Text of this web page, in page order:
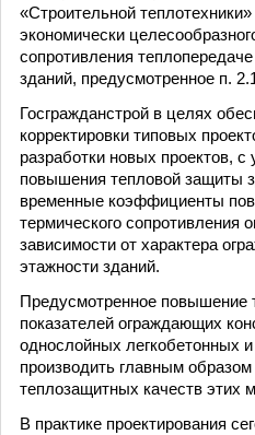
«Строительной
экономически
сопротивления
зданий, предусмотренное п.
Госгражданстрой в целях
корректировки типовых
разработки новых проектов, с
повышения тепловой защиты
временные коэффициенты
термического сопротивления
зависимости от характера
этажности зданий.
Предусмотренное повышение
показателей ограждающих
однослойных легкобетонных
производить главным
теплозащитных качеств этих
В практике проектирования